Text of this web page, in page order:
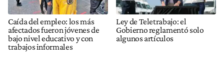
Caída del empleo: los más
afectados fueron jóvenes de
bajo nivel educativo y con
trabajos informales
Ley de Teletrabajo: el
Gobierno reglamentó solo
algunos artículos